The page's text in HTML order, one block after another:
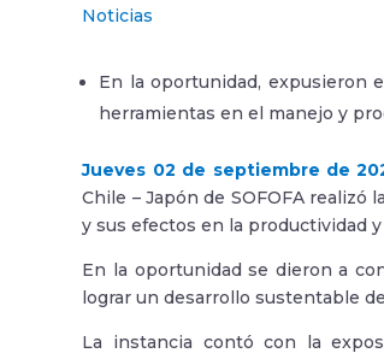
Noticias
En la oportunidad, expusieron
herramientas en el manejo y
Jueves 02 de septiembre de
Chile – Japón de SOFOFA
y sus efectos en la productividad
En la oportunidad se dieron a
lograr un desarrollo sustentable
La instancia contó con la